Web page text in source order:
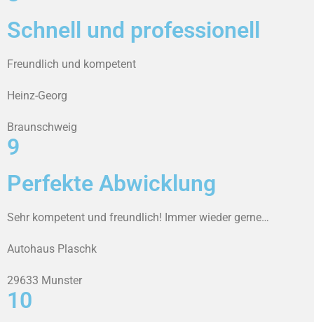
Schnell und professionell
Freundlich und kompetent
Heinz-Georg
Braunschweig
9
Perfekte Abwicklung
Sehr kompetent und freundlich! Immer wieder gerne…
Autohaus Plaschk
29633 Munster
10